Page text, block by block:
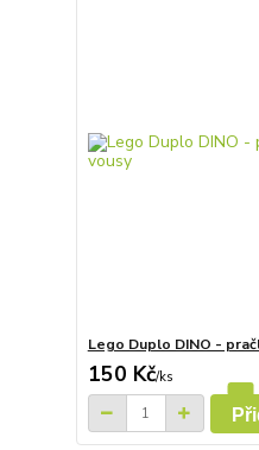
Lego Duplo DINO -
150 Kč/ks